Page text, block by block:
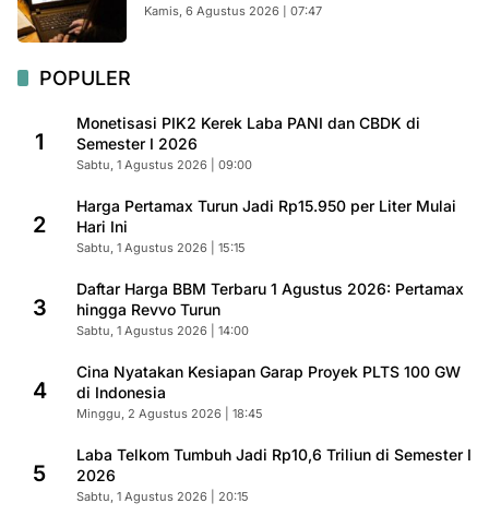
Kamis, 6 Agustus 2026 | 07:47
POPULER
1
Monetisasi PIK2 Kerek Laba PANI dan CBDK di
Semester I 2026
Sabtu, 1 Agustus 2026 | 09:00
2
Harga Pertamax Turun Jadi Rp15.950 per Liter Mulai
Hari Ini
Sabtu, 1 Agustus 2026 | 15:15
3
Daftar Harga BBM Terbaru 1 Agustus 2026: Pertamax
hingga Revvo Turun
Sabtu, 1 Agustus 2026 | 14:00
4
Cina Nyatakan Kesiapan Garap Proyek PLTS 100 GW
di Indonesia
Minggu, 2 Agustus 2026 | 18:45
5
Laba Telkom Tumbuh Jadi Rp10,6 Triliun di Semester I
2026
Sabtu, 1 Agustus 2026 | 20:15